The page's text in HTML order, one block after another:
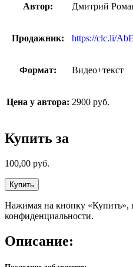
Автор: Дмитрий
Продажник: https://clc.li/
Формат: Видео+текст
Цена у автора: 2900 руб.
Купить за
100,00 руб.
Купить
Нажимая на кнопку «Купить»,
конфиденциальности.
Описание: